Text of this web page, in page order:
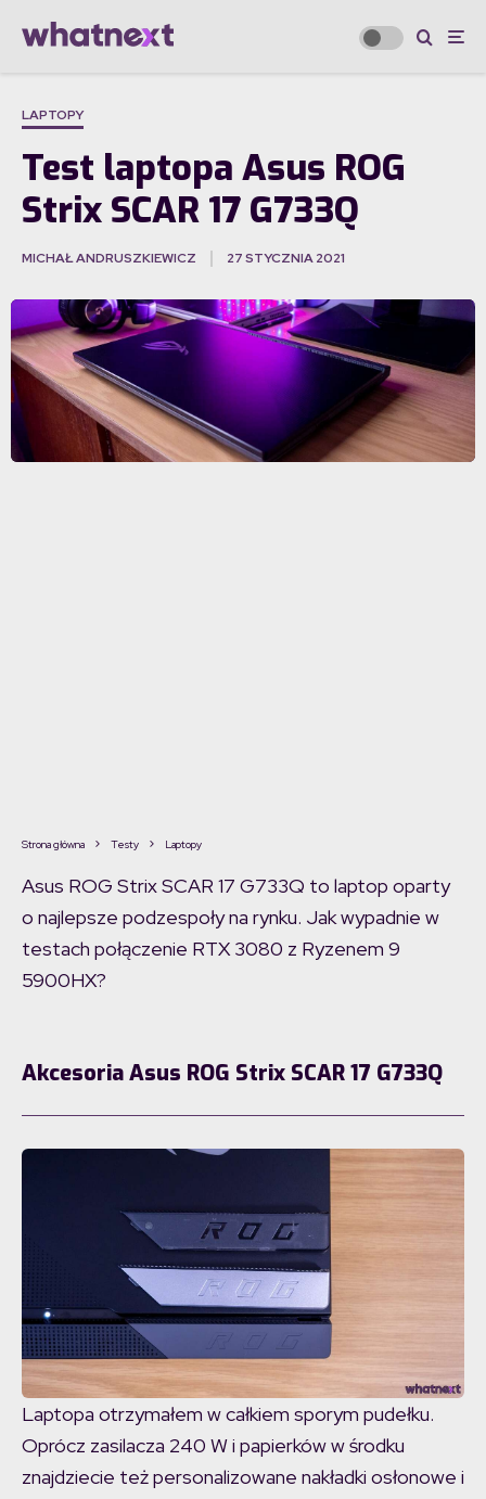
LAPTOPY
Test laptopa Asus ROG
Strix SCAR 17 G733Q
MICHAŁ ANDRUSZKIEWICZ 27 STYCZNIA 2021
Strona główna Testy Laptopy
Asus ROG Strix SCAR 17 G733Q to laptop oparty
o najlepsze podzespoły na rynku. Jak wypadnie w
testach połączenie RTX 3080 z Ryzenem 9
5900HX?
Akcesoria Asus ROG Strix SCAR 17 G733Q
Laptopa otrzymałem w całkiem sporym pudełku.
Oprócz zasilacza 240 W i papierków w środku
znajdziecie też personalizowane nakładki osłonowe i